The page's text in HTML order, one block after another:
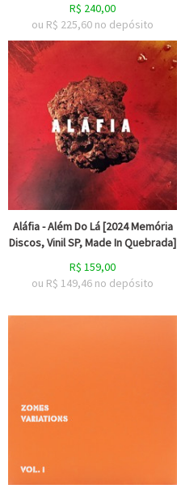
R$ 240,00
ou R$ 225,60 no depósito
Aláfia - Além Do Lá [2024 Memória
Discos, Vinil SP, Made In Quebrada]
R$ 159,00
ou R$ 149,46 no depósito